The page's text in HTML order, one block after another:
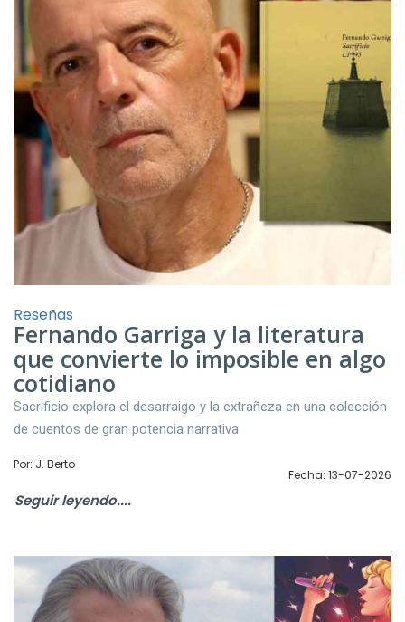
Reseñas
Fernando Garriga y la literatura
que convierte lo imposible en algo
cotidiano
Sacrificio explora el desarraigo y la extrañeza en una colección
de cuentos de gran potencia narrativa
Por: J. Berto
Fecha: 13-07-2026
Seguir leyendo....